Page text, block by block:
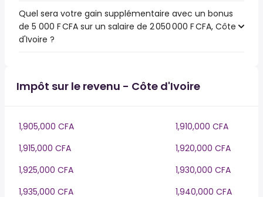
Quel sera votre gain supplémentaire avec un bonus
de 5 000 F CFA sur un salaire de 2 050 000 F CFA, Côte
d'Ivoire ?
Impôt sur le revenu - Côte d'Ivoire
1,905,000 CFA
1,910,000 CFA
1,915,000 CFA
1,920,000 CFA
1,925,000 CFA
1,930,000 CFA
1,935,000 CFA
1,940,000 CFA